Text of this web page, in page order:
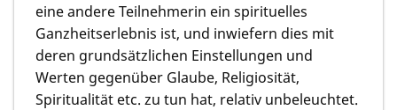
eine andere Teilnehmerin ein spirituelles
Ganzheitserlebnis ist, und inwiefern dies mit
deren grundsätzlichen Einstellungen und
Werten gegenüber Glaube, Religiosität,
Spiritualität etc. zu tun hat, relativ unbeleuchtet.